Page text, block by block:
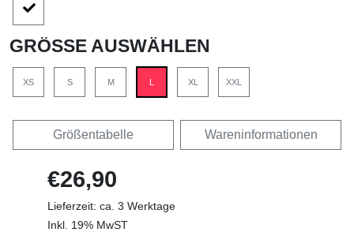
GRÖSSE AUSWÄHLEN
XS S M L XL XXL
Größentabelle Wareninformationen
€26,90
Lieferzeit: ca. 3 Werktage
Inkl. 19% MwST